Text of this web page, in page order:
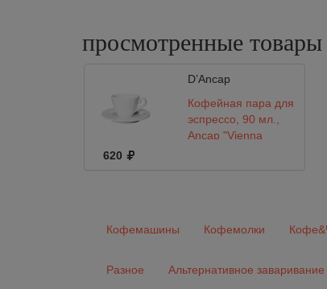
просмотренные товары
D’Ancap
Кофейная пара для
эспрессо, 90 мл.,
Ancap "Vienna
620
Кофемашины Кофемолки
Разное Альтернативное заваривание